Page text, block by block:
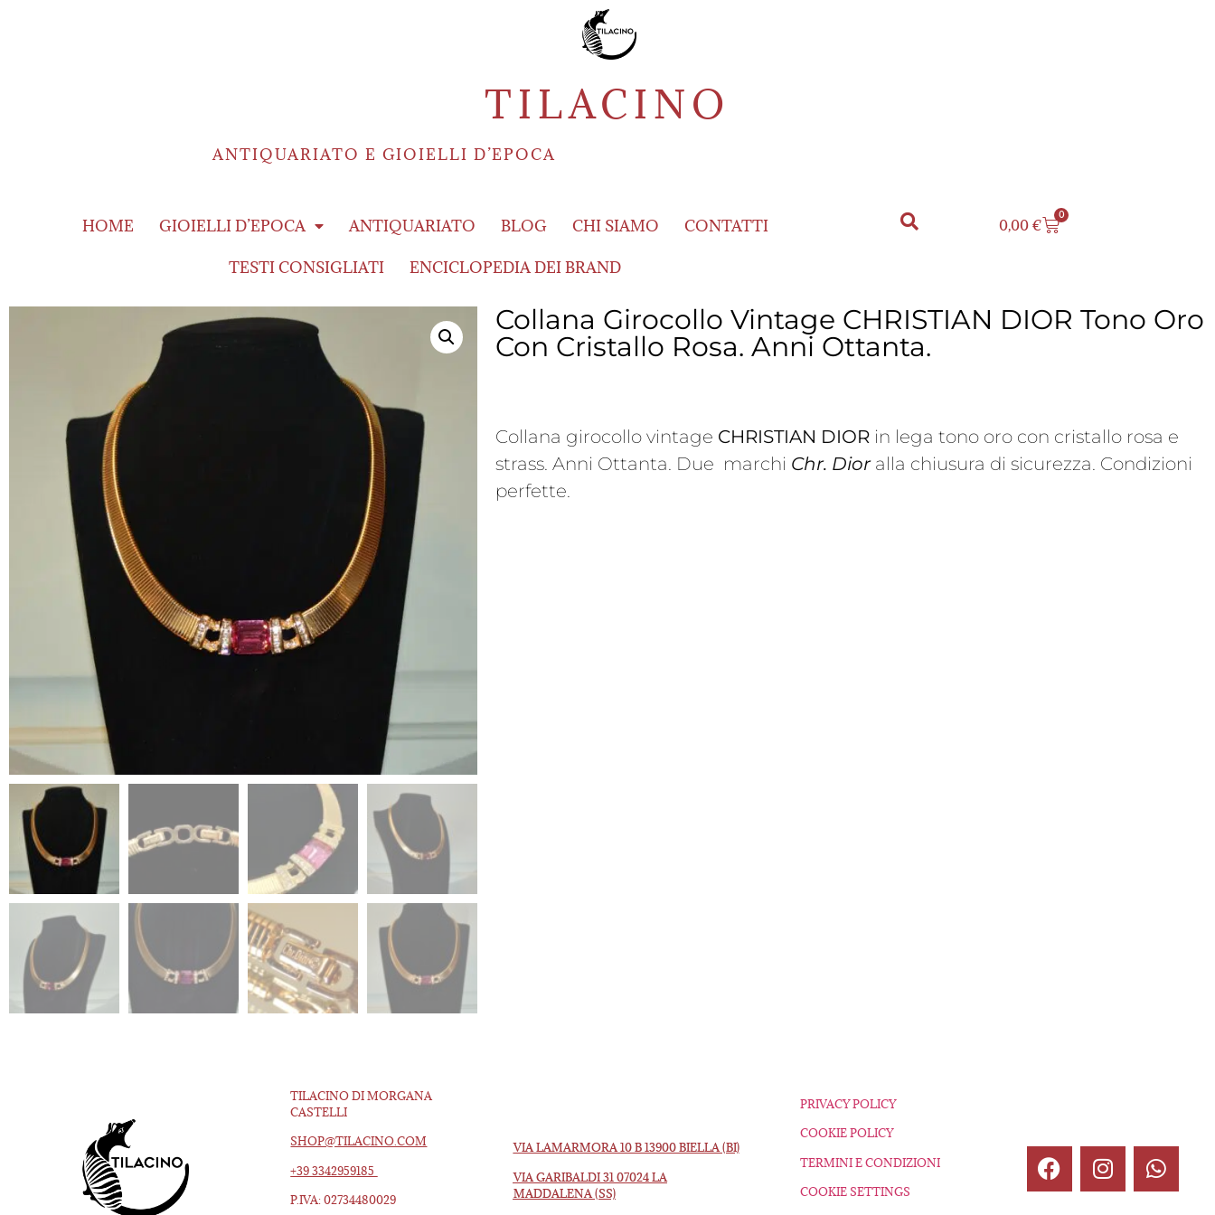
TILACINO
ANTIQUARIATO E GIOIELLI D’EPOCA
HOME GIOIELLI D’EPOCA ANTIQUARIATO BLOG CHI SIAMO CONTATTI
TESTI CONSIGLIATI ENCICLOPEDIA DEI BRAND
0,00€
0
Collana Girocollo Vintage CHRISTIAN DIOR Tono Oro
Con Cristallo Rosa. Anni Ottanta.
Collana girocollo vintage CHRISTIAN DIORin lega tono oro con cristallo rosa e
strass. Anni Ottanta. Due marchi Chr. Dioralla chiusura di sicurezza. Condizioni
perfette.
TILACINO DI MORGANA
CASTELLI
SHOP@TILACINO.COM
+39 3342959185
P.IVA: 02734480029
VIA LAMARMORA 10 B 13900 BIELLA (BI)
VIA GARIBALDI 31 07024 LA
MADDALENA (SS)
PRIVACY POLICY
COOKIE POLICY
TERMINI E CONDIZIONI
COOKIE SETTINGS